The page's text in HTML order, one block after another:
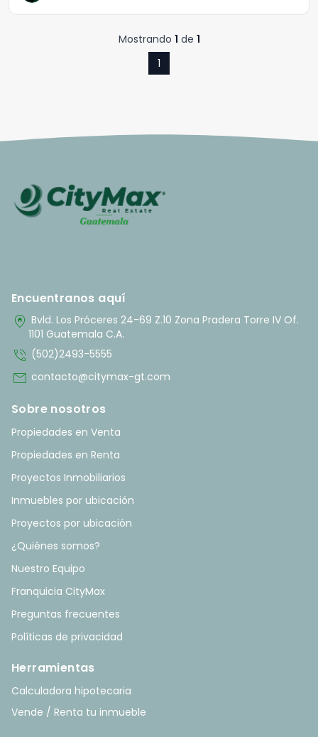
Mostrando 1 de 1
1
Encuentranos aquí
home_pin Bvld. Los Próceres 24-69 Z.10 Zona Pradera Torre IV Of.
1101 Guatemala C.A.
phone_in_talk (502)2493-5555
mail contacto@citymax-gt.com
Sobre nosotros
Propiedades en Venta
Propiedades en Renta
Proyectos Inmobiliarios
Inmuebles por ubicación
Proyectos por ubicación
¿Quiénes somos?
Nuestro Equipo
Franquicia CityMax
Preguntas frecuentes
Políticas de privacidad
Herramientas
Calculadora hipotecaria
Vende / Renta tu inmueble